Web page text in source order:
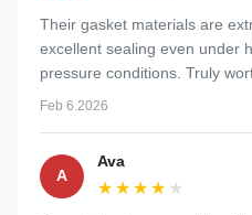
Their gasket materials are
excellent sealing even under
pressure conditions. Truly
Feb 6.2026
A
Ava
★★★★★
★★★★★